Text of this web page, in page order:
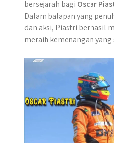
t
s
A
e
b
o
o
s
e
n
r
e
g
r
m
p
e
bersejarah bagi Oscar
Dalam balapan yang
dan aksi, Piastri berhasil
meraih kemenangan